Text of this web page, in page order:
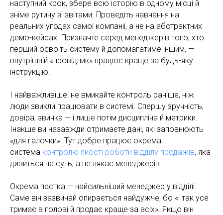
наступний крок, збере всю історію в одному місці й
зніме рутину зі звітами. Проведіть навчання на
реальних угодах самої компанії, а не на абстрактних
демо-кейсах. Призначте серед менеджерів того, хто
перший освоїть систему й допомагатиме іншим, —
внутрішній «провідник» працює краще за будь-яку
інструкцію.
І найважливіше: не вмикайте контроль раніше, ніж
люди звикли працювати в системі. Спершу зручність,
довіра, звичка — і лише потім дисципліна й метрики.
Інакше ви назавжди отримаєте дані, які заповнюють
«для галочки». Тут добре працює окрема
система контролю якості роботи відділу продажів, яка
дивиться на суть, а не лякає менеджерів.
Окрема пастка — найсильніший менеджер у відділі.
Саме він зазвичай опирається найдужче, бо «і так усе
тримає в голові й продає краще за всіх». Якщо він